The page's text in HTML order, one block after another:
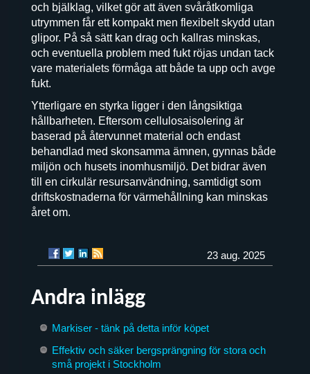
och bjälklag, vilket gör att även svåråtkomliga
utrymmen får ett kompakt men flexibelt skydd utan
glipor. På så sätt kan drag och kallras minskas,
och eventuella problem med fukt röjas undan tack
vare materialets förmåga att både ta upp och avge
fukt.
Ytterligare en styrka ligger i den långsiktiga
hållbarheten. Eftersom cellulosaisolering är
baserad på återvunnet material och endast
behandlad med skonsamma ämnen, gynnas både
miljön och husets inomhusmiljö. Det bidrar även
till en cirkulär resursanvändning, samtidigt som
driftskostnaderna för värmehållning kan minskas
året om.
23 aug. 2025
Andra inlägg
Markiser - tänk på detta inför köpet
Effektiv och säker bergsprängning för stora och
små projekt i Stockholm